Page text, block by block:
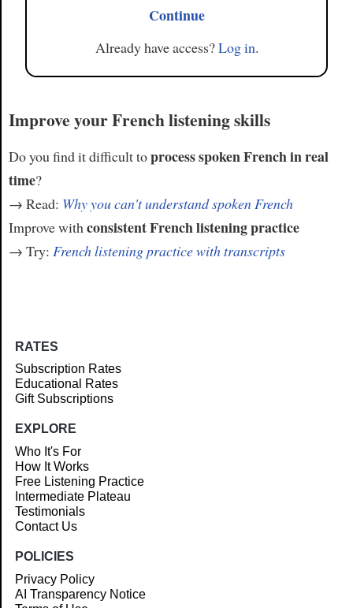
Continue
Already have access?Log in.
Improve your French listening skills
Do you find it difficult toprocess spoken French in real
time?
→ Read: Why you can't understand spoken French
Improve withconsistent French listening practice
→ Try: French listening practice with transcripts
RATES
Subscription Rates
Educational Rates
Gift Subscriptions
EXPLORE
Who It's For
How It Works
Free Listening Practice
Intermediate Plateau
Testimonials
Contact Us
POLICIES
Privacy Policy
AI Transparency Notice